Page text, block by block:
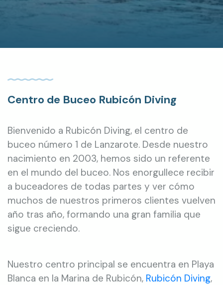
Centro de Buceo Rubicón Diving
Bienvenido a Rubicón Diving, el centro de
buceo número 1 de Lanzarote. Desde nuestro
nacimiento en 2003, hemos sido un referente
en el mundo del buceo. Nos enorgullece recibir
a buceadores de todas partes y ver cómo
muchos de nuestros primeros clientes vuelven
año tras año, formando una gran familia que
sigue creciendo.
Nuestro centro principal se encuentra en Playa
Blanca en la Marina de Rubicón, Rubicón Diving,